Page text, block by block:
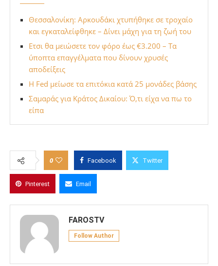
Θεσσαλονίκη: Αρκουδάκι χτυπήθηκε σε τροχαίο
και εγκαταλείφθηκε – Δίνει μάχη για τη ζωή του
Ετσι θα μειώσετε τον φόρο έως €3.200 – Τα
ύποπτα επαγγέλματα που δίνουν χρυσές
αποδείξεις
Η Fed μείωσε τα επιτόκια κατά 25 μονάδες βάσης
Σαμαράς για Κράτος Δικαίου: Ό,τι είχα να πω το
είπα
0 Facebook Twitter
Pinterest Email
FAROSTV
Follow Author